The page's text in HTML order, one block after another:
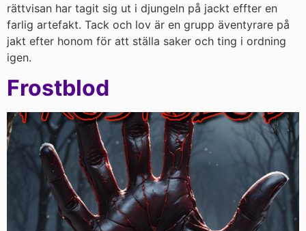
rättvisan har tagit sig ut i djungeln på jackt effter en
farlig artefakt. Tack och lov är en grupp äventyrare på
jakt efter honom för att ställa saker och ting i ordning
igen.
Frostblod